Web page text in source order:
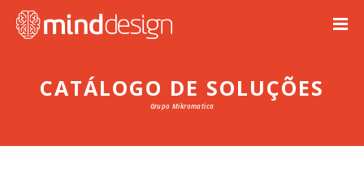
CATÁLOGO DE SOLUÇÕES
Grupo Mikromatica